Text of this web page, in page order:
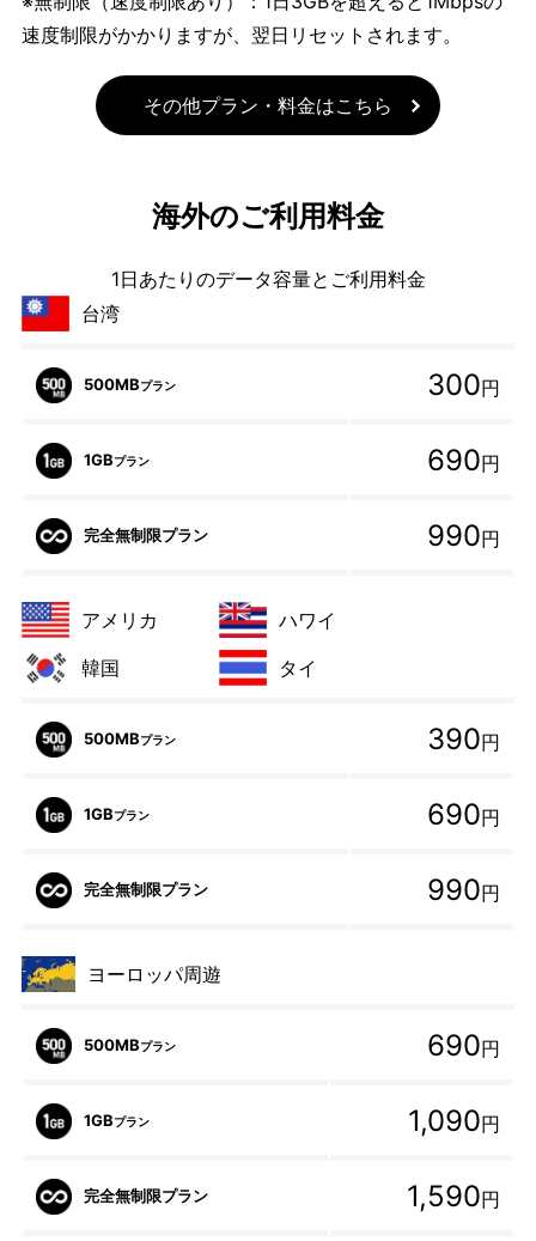
速度制限がかかりますが、翌日リセットされます。
その他プラン・料金はこちら
海外のご利用料金
1日あたりのデータ容量とご利用料金
台湾
500MBプラン 300円
1GBプラン 690円
完全無制限プラン 990円
アメリカ
ハワイ
韓国
タイ
500MBプラン 390円
1GBプラン 690円
完全無制限プラン 990円
ヨーロッパ周遊
500MBプラン 690円
1GBプラン 1,090円
完全無制限プラン 1,590円